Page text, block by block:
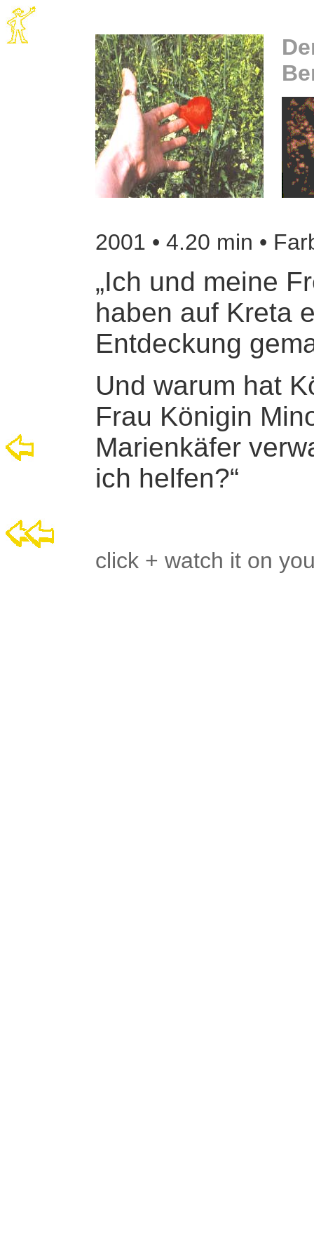
2001 • 4.20 min •
„Ich und meine
haben auf Kreta
Entdeckung
Und warum hat
Frau Königin
Marienkäfer
ich helfen?“
click + watch it on